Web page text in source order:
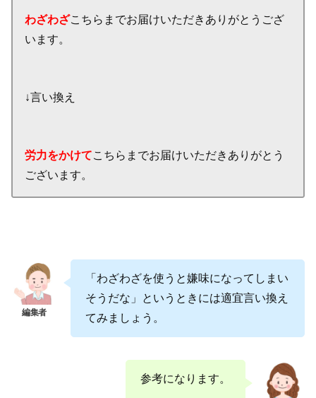
わざわざこちらまでお届けいただきありがとうござ
います。
↓言い換え
労力をかけてこちらまでお届けいただきありがとう
ございます。
「わざわざを使うと嫌味になってしまい
そうだな」というときには適宜言い換え
てみましょう。
参考になります。